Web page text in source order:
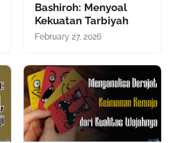
Bashiroh: Menyoal
Kekuatan Tarbiyah
February 27, 2026